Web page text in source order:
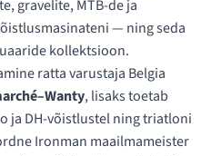
gravelite, MTB-de ja
— ning seda
kollektsioon.
ratta varustaja Belgia
, lisaks toetab
ja DH-võistlustel ning triatloni
Ironman maailmameister